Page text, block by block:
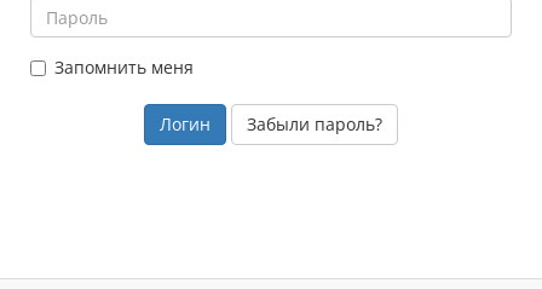
Запомнить меня
Забыли пароль?